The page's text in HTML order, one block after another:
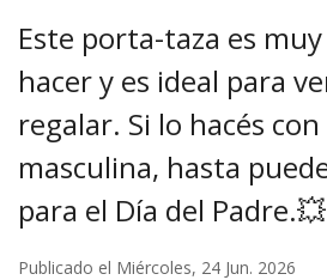
Este porta-taza es
hacer y es ideal para
regalar. Si lo hacés
masculina, hasta
para el Día del Padre.💥
Publicado el Miércoles, 24 Jun. 2026